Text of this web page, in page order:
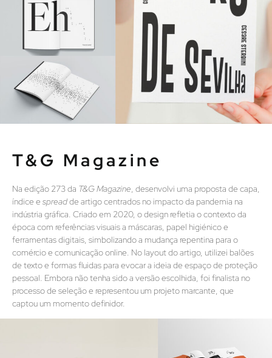
T&G Magazine
Na edição 273 da T&G Magazine, desenvolvi uma proposta de capa,
índice e spreadde artigo centrados no impacto da pandemia na
indústria gráfica. Criado em 2020, o design refletia o contexto da
época com referências visuais a máscaras, papel higiénico e
ferramentas digitais, simbolizando a mudança repentina para o
comércio e comunicação online. No layout do artigo, utilizei balões
de texto e formas fluidas para evocar a ideia de espaço de proteção
pessoal. Embora não tenha sido a versão escolhida, foi finalista no
processo de seleção e representou um projeto marcante, que
captou um momento definidor.